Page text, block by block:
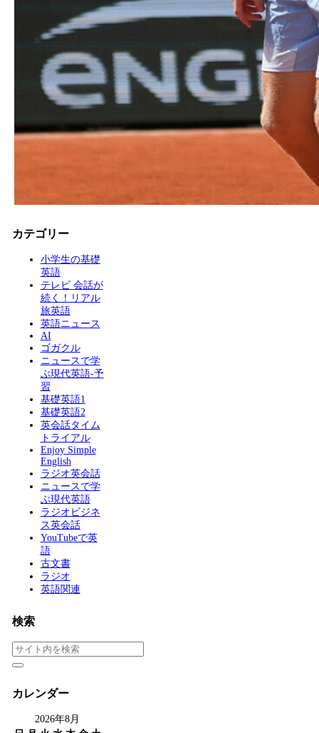
カテゴリー
小学生の基礎
英語
テレビ 会話が
続く！リアル
旅英語
英語ニュース
AI
ゴガクル
ニュースで学
ぶ現代英語-予
習
基礎英語1
基礎英語2
英会話タイム
トライアル
Enjoy Simple
English
ラジオ英会話
ニュースで学
ぶ現代英語
ラジオビジネ
ス英会話
YouTubeで英
語
古文書
ラジオ
英語関連
検索
カレンダー
2026年8月